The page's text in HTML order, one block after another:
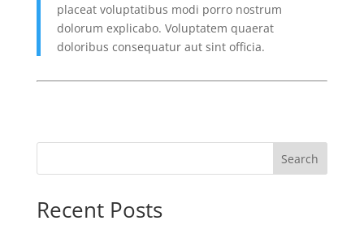
placeat voluptatibus modi porro nostrum
dolorum explicabo. Voluptatem quaerat
doloribus consequatur aut sint officia.
Search
Recent Posts